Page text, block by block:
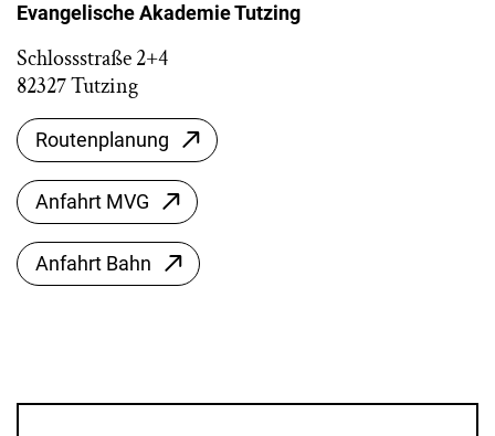
Evangelische Akademie Tutzing
Schlossstraße 2+4
82327 Tutzing
Routenplanung
Anfahrt MVG
Anfahrt Bahn